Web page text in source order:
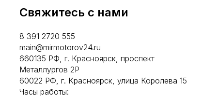
Свяжитесь с нами
8 391 2720 555
main@mirmotorov24.ru
660135 РФ, г. Красноярск, проспект
Металлургов 2Р
60022 РФ, г. Красноярск, улица Королева 15
Часы работы: